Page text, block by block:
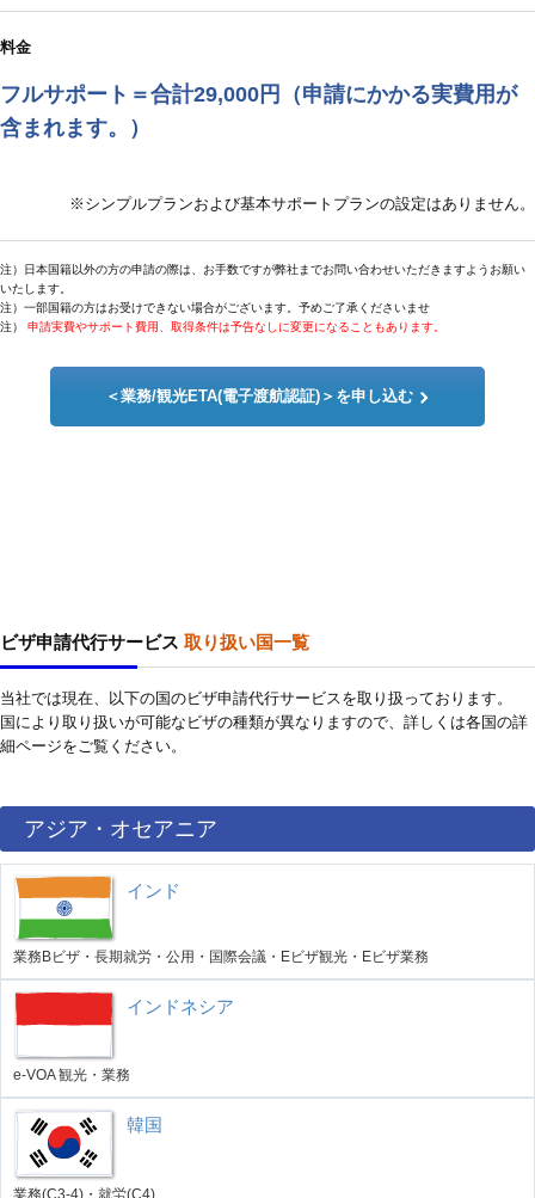
料金
フルサポート＝合計29,000円（申請にかかる実費用が
含まれます。）
※シンプルプランおよび基本サポートプランの設定はありません。
注）日本国籍以外の方の申請の際は、お手数ですが弊社までお問い合わせいただきますようお願い
いたします。
注）一部国籍の方はお受けできない場合がございます。予めご了承くださいませ
注） 申請実費やサポート費用、取得条件は予告なしに変更になることもあります。
＜業務/観光ETA(電子渡航認証)＞を申し込む
ビザ申請代行サービス 取り扱い国一覧
当社では現在、以下の国のビザ申請代行サービスを取り扱っております。
国により取り扱いが可能なビザの種類が異なりますので、詳しくは各国の詳
細ページをご覧ください。
アジア・オセアニア
インド
業務Bビザ・長期就労・公用・国際会議・Eビザ観光・Eビザ業務
インドネシア
e-VOA 観光・業務
韓国
業務(C3-4)・就労(C4)